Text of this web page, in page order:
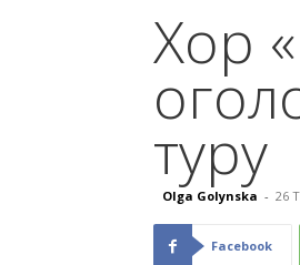
Хор
туру
Olga Golynska - 26
Facebook